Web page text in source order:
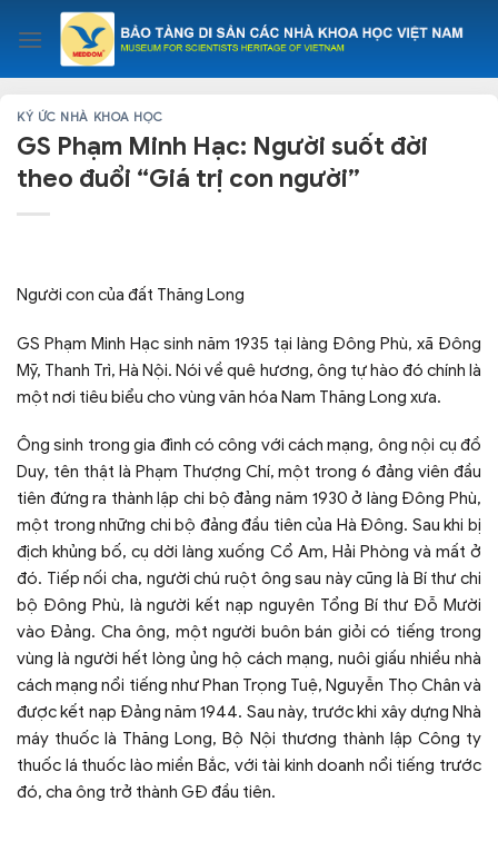
content
KÝ ỨC NHÀ KHOA HỌC
GS Phạm Minh Hạc: Người suốt đời
theo đuổi “Giá trị con người”
Người con của đất Thăng Long
GS Phạm Minh Hạc sinh năm 1935 tại làng Đông Phù, xã Đông
Mỹ, Thanh Trì, Hà Nội. Nói về quê hương, ông tự hào đó chính là
một nơi tiêu biểu cho vùng văn hóa Nam Thăng Long xưa.
Ông sinh trong gia đình có công với cách mạng, ông nội cụ đồ
Duy, tên thật là Phạm Thượng Chí, một trong 6 đảng viên đầu
tiên đứng ra thành lập chi bộ đảng năm 1930 ở làng Đông Phù,
một trong những chi bộ đảng đầu tiên của Hà Đông. Sau khi bị
địch khủng bố, cụ dời làng xuống Cổ Am, Hải Phòng và mất ở
đó. Tiếp nối cha, người chú ruột ông sau này cũng là Bí thư chi
bộ Đông Phù, là người kết nạp nguyên Tổng Bí thư Đỗ Mười
vào Đảng. Cha ông, một người buôn bán giỏi có tiếng trong
vùng là người hết lòng ủng hộ cách mạng, nuôi giấu nhiều nhà
cách mạng nổi tiếng như Phan Trọng Tuệ, Nguyễn Thọ Chân và
được kết nạp Đảng năm 1944. Sau này, trước khi xây dựng Nhà
máy thuốc là Thăng Long, Bộ Nội thương thành lập Công ty
thuốc lá thuốc lào miền Bắc, với tài kinh doanh nổi tiếng trước
đó, cha ông trở thành GĐ đầu tiên.